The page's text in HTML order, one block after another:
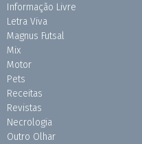
Informação Livre
Letra Viva
Magnus Futsal
Mix
Motor
Pets
Receitas
Revistas
Necrologia
Outro Olhar